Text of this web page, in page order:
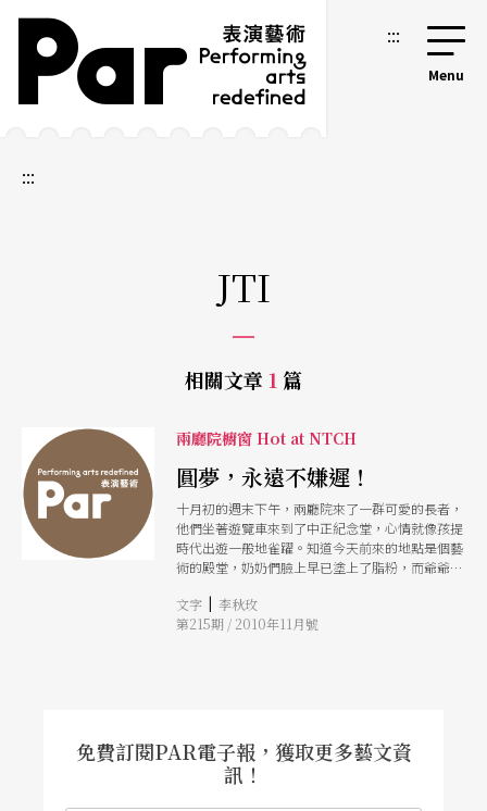
跳到主要內容區塊
網站導覽 :::
:::
JTI
相關文章 1 篇
兩廳院櫥窗 Hot at NTCH
圓夢，永遠不嫌遲！
十月初的週末下午，兩廳院來了一群可愛的長者，
他們坐著遊覽車來到了中正紀念堂，心情就像孩提
時代出遊一般地雀躍。知道今天前來的地點是個藝
術的殿堂，奶奶們臉上早已塗上了脂粉，而爺爺們
持下，他們坐在大廳上聽著導覽，等待著稍後上場
的明華園歌仔戲，然而仍不時交頭接耳地討論著美
文字 | 李秋玫
第215期 / 2010年11月號
免費訂閱PAR電子報，獲取更多藝文資
訊！